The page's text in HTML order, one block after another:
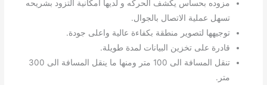
مزوده بحساس يكشف الحركه و لديها امكانية التزود بشريحه
تسهل عملية الاتصال بالجوال.
توجيهها لتصوير منطقة بكفاءة عالية واعلى جودة.
قادرة على تخزين البيانات لمدة طويلة.
تنقل المسافة الى 100 متر ومنها ما ينقل المسافة الى 300
متر.